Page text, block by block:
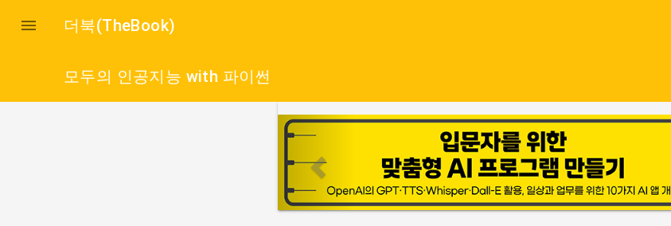
 더북(TheBook)
모두의 인공지능 with 파이썬
p
e
v
i